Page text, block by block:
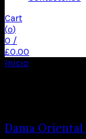
Cart
(o)
0 /
£0.00
Inicio
Dama Oriental